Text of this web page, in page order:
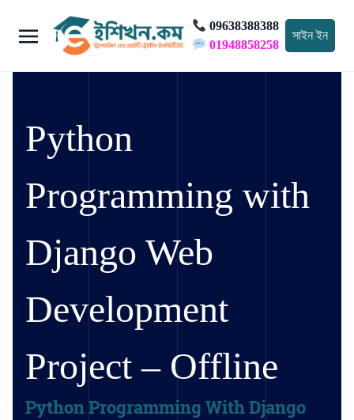
09638388388
01948858258
সাইন ইন
Python
Programming with
Django Web
Development
Project – Offline
Python Programming With Django